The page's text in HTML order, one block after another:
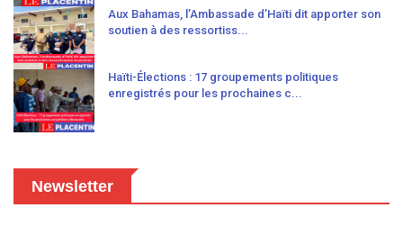
Aux Bahamas, l’Ambassade d’Haïti dit apporter son
soutien à des ressortiss...
Haïti-Élections : 17 groupements politiques
enregistrés pour les prochaines c...
Newsletter